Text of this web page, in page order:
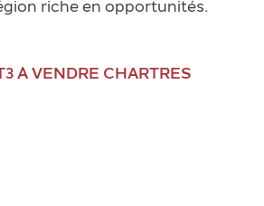
riche en opportunités.
À VENDRE CHARTRES